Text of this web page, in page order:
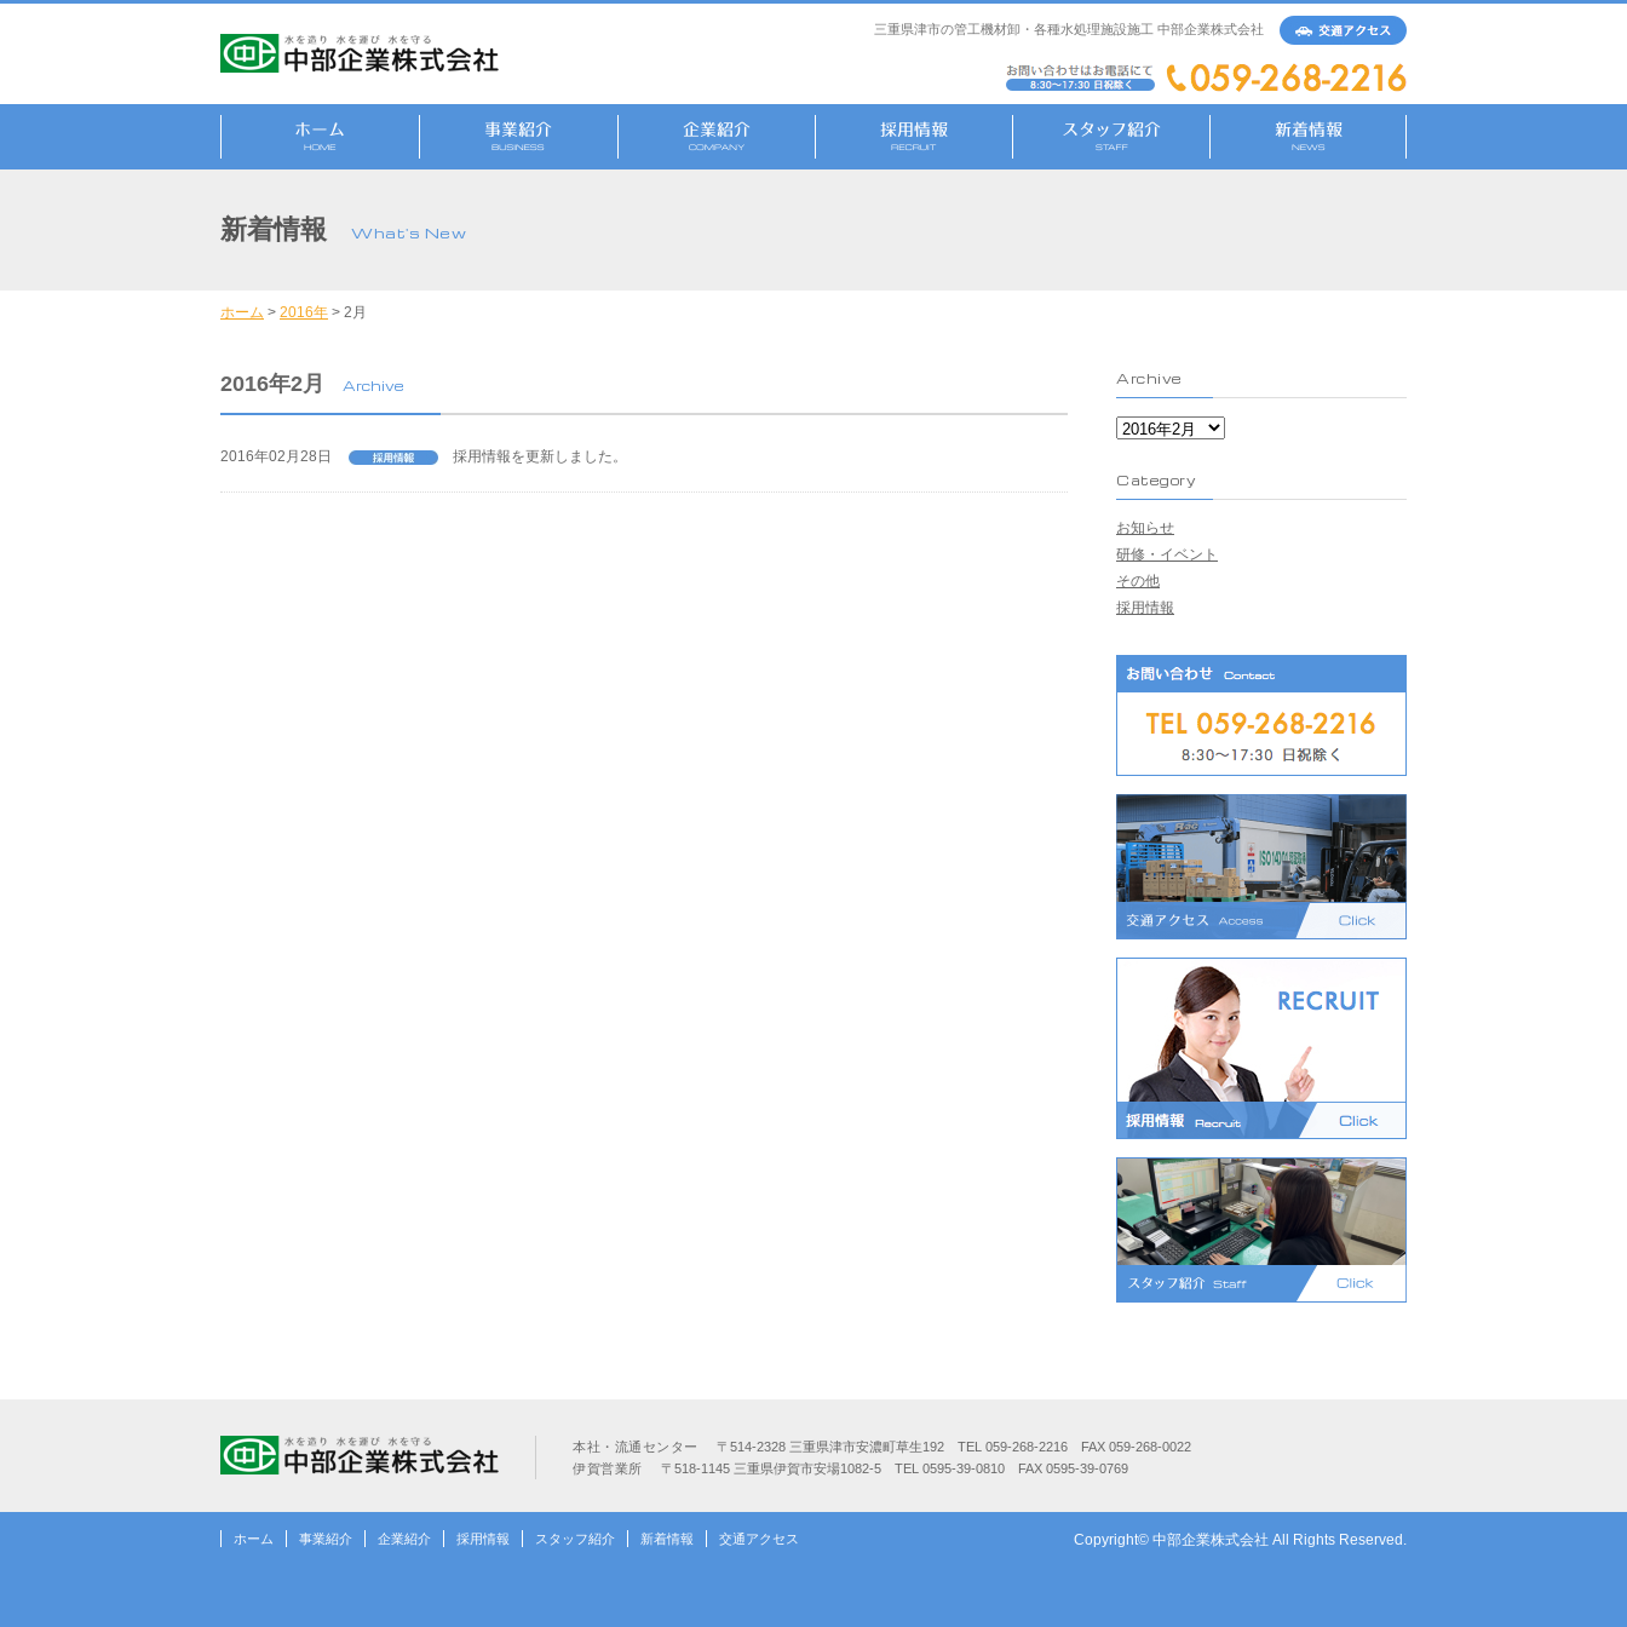
三重県津市の管工機材卸・各種水処理施設施工 中部企業株式会社
新着情報 What's New
ホーム > 2016年 > 2月
2016年2月 Archive
2016年02月28日 採用情報を更新しました。
Archive
Archive
Category
お知らせ
研修・イベント
その他
採用情報
本社・流通センター
〒514-2328 三重県津市安濃町草生192 TEL 059-268-2216 FAX 059-268-0022
伊賀営業所
〒518-1145 三重県伊賀市安場1082-5 TEL 0595-39-0810 FAX 0595-39-0769
ホーム 事業紹介 企業紹介 採用情報 スタッフ紹介 新着情報 交通アクセス Copyright© 中部企業株式会社 All Rights Reserved.